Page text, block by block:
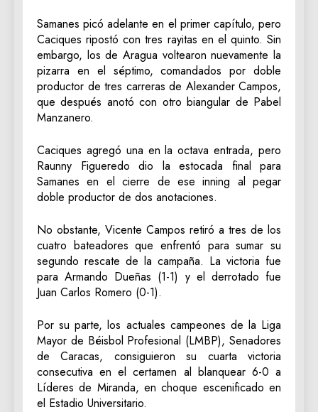
Samanes picó adelante en el primer capítulo, pero
Caciques ripostó con tres rayitas en el quinto. Sin
embargo, los de Aragua voltearon nuevamente la
pizarra en el séptimo, comandados por doble
productor de tres carreras de Alexander Campos,
que después anotó con otro biangular de Pabel
Manzanero.
Caciques agregó una en la octava entrada, pero
Raunny Figueredo dio la estocada final para
Samanes en el cierre de ese inning al pegar
doble productor de dos anotaciones.
No obstante, Vicente Campos retiró a tres de los
cuatro bateadores que enfrentó para sumar su
segundo rescate de la campaña. La victoria fue
para Armando Dueñas (1-1) y el derrotado fue
Juan Carlos Romero (0-1).
Por su parte, los actuales campeones de la Liga
Mayor de Béisbol Profesional (LMBP), Senadores
de Caracas, consiguieron su cuarta victoria
consecutiva en el certamen al blanquear 6-0 a
Líderes de Miranda, en choque escenificado en
el Estadio Universitario.